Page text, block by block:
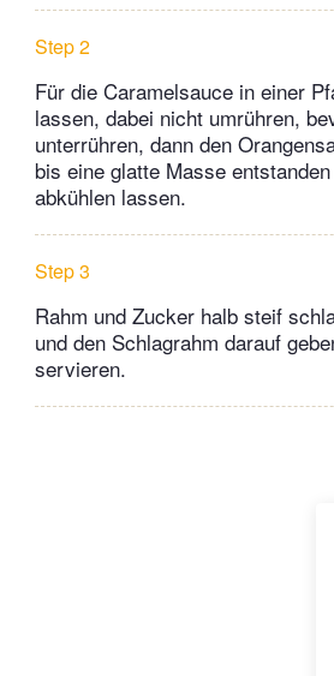
Step 2
Für die Caramelsauce in einer
lassen, dabei nicht umrühren,
unterrühren, dann den
bis eine glatte Masse
abkühlen lassen.
Step 3
Rahm und Zucker halb steif
und den Schlagrahm darauf
servieren.